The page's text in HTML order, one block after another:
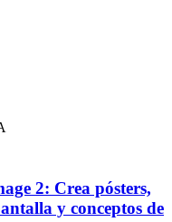
2: Crea pósters,
y conceptos de